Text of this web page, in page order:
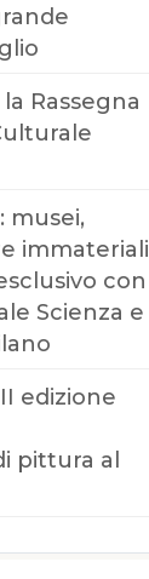
la Rassegna
musei,
immateriali
con
Scienza e
edizione
pittura al